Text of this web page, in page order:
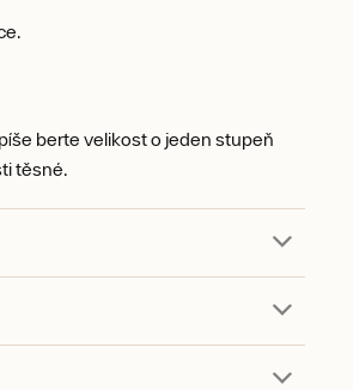
berte velikost o jeden stupeň
těsné.